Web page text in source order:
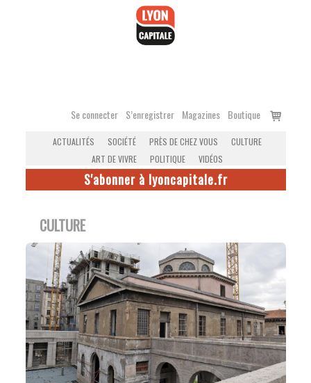
Se connecter S’enregistrer Magazines Boutique
Voir
ACTUALITÉS SOCIÉTÉ PRÈS DE CHEZ VOUS
CULTURE
ART DE VIVRE
POLITIQUE VIDÉOS
S'abonner à lyoncapitale.fr
CULTURE